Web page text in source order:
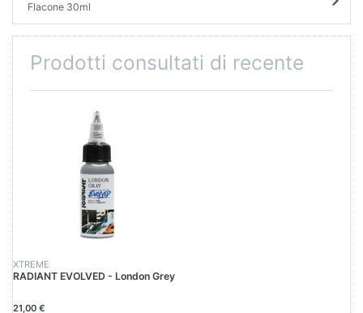
Flacone 30ml
Prodotti consultati di recente
XTREME
RADIANT EVOLVED - London Grey
21,00 €